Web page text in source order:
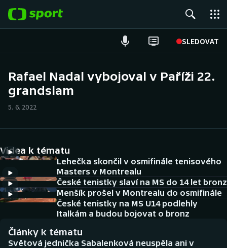
SLEDOVAT
Hokej
Cyklistika
DALŠÍ SPORTY
Americký fotbal
Baseball a softbal
NEPŘEHLÉDNĚTE
Soutěže
Rafael Nadal vybojoval v Paříži 22.
grandslam
5. 6. 2022
Videa k tématu
Lehečka skončil v osmifinále tenisového
Masters v Montrealu
České tenistky slaví na MS do 14 let bronz
Menšík prošel v Montrealu do osmifinále
České tenistky na MS U14 podlehly
Italkám a budou bojovat o bronz
Články k tématu
Světová jednička Sabalenková neuspěla ani v